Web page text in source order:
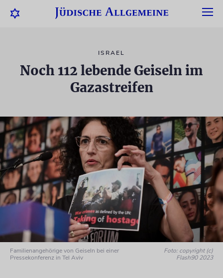
ISRAEL
Noch 112 lebende Geiseln im
Gazastreifen
Familienangehörige von Geiseln bei einer
Pressekonferenz in Tel Aviv
Foto: copyright (c)
Flash90 2023